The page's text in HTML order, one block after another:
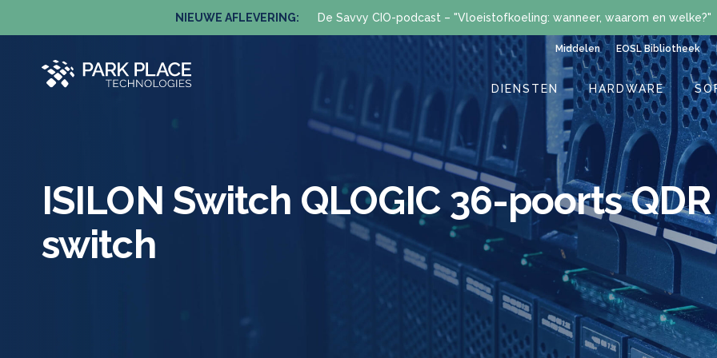
NIEUWE AFLEVERING: De Savvy CIO-podcast – "Vloeistofkoeling: wanneer, waarom en welke?"
Middelen EOSL Bibliotheek
DIENSTEN HARDWARE
ISILON Switch QLOGIC 36-poorts
switch